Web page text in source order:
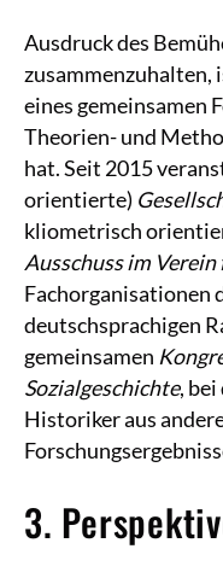
Ausdruck des
zusammenzuhalten,
eines gemeinsamen
Theorien- und
hat. Seit 2015
orientierte)
kliometrisch
Ausschuss im
Fachorganisationen
deutschsprachigen
gemeinsamen
Sozialgeschichte, bei
Historiker aus
3.